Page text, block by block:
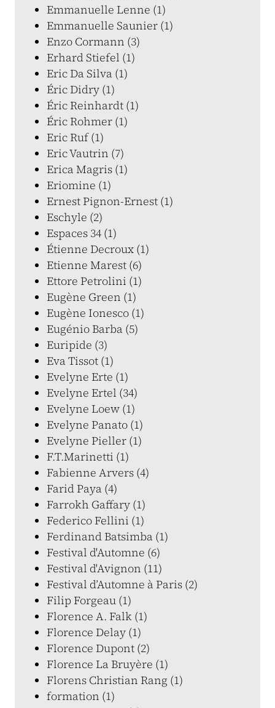
Emmanuelle Lenne (1)
Emmanuelle Saunier (1)
Enzo Cormann (3)
Erhard Stiefel (1)
Eric Da Silva (1)
Éric Didry (1)
Éric Reinhardt (1)
Éric Rohmer (1)
Eric Ruf (1)
Eric Vautrin (7)
Erica Magris (1)
Eriomine (1)
Ernest Pignon-Ernest (1)
Eschyle (2)
Espaces 34 (1)
Étienne Decroux (1)
Etienne Marest (6)
Ettore Petrolini (1)
Eugène Green (1)
Eugène Ionesco (1)
Eugénio Barba (5)
Euripide (3)
Eva Tissot (1)
Evelyne Erte (1)
Evelyne Ertel (34)
Evelyne Loew (1)
Evelyne Panato (1)
Evelyne Pieller (1)
F.T.Marinetti (1)
Fabienne Arvers (4)
Farid Paya (4)
Farrokh Gaffary (1)
Federico Fellini (1)
Ferdinand Batsimba (1)
Festival d'Automne (6)
Festival d'Avignon (11)
Festival d’Automne à Paris (2)
Filip Forgeau (1)
Florence A. Falk (1)
Florence Delay (1)
Florence Dupont (2)
Florence La Bruyère (1)
Florens Christian Rang (1)
formation (1)